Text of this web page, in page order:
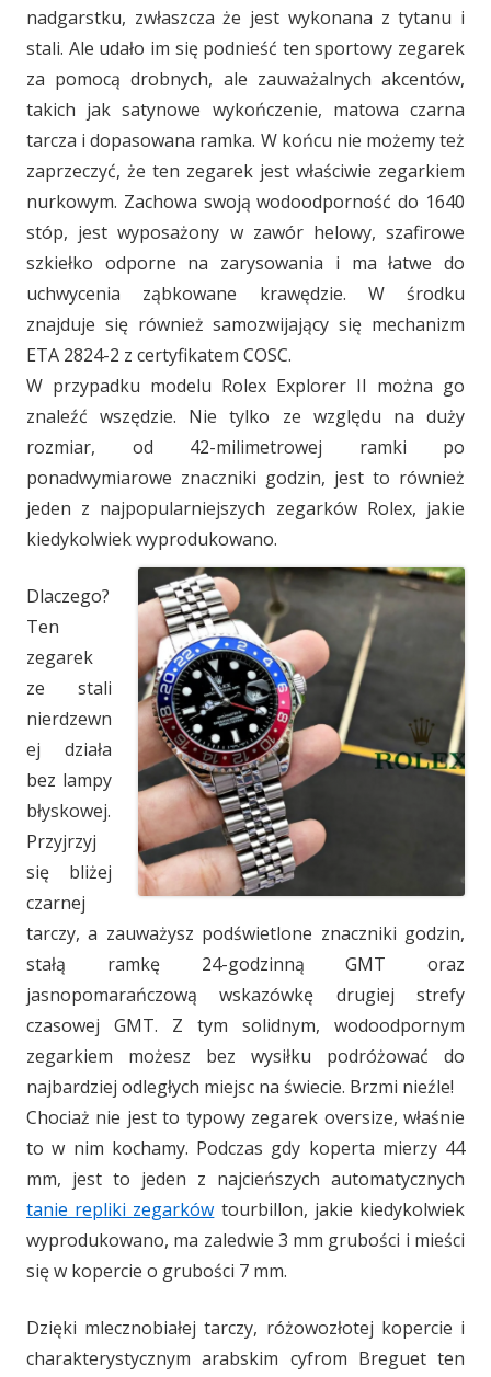
nadgarstku, zwłaszcza że jest wykonana z tytanu i
stali. Ale udało im się podnieść ten sportowy zegarek
za pomocą drobnych, ale zauważalnych akcentów,
takich jak satynowe wykończenie, matowa czarna
tarcza i dopasowana ramka. W końcu nie możemy też
zaprzeczyć, że ten zegarek jest właściwie zegarkiem
nurkowym. Zachowa swoją wodoodporność do 1640
stóp, jest wyposażony w zawór helowy, szafirowe
szkiełko odporne na zarysowania i ma łatwe do
uchwycenia ząbkowane krawędzie. W środku
znajduje się również samozwijający się mechanizm
ETA 2824-2 z certyfikatem COSC.
W przypadku modelu Rolex Explorer II można go
znaleźć wszędzie. Nie tylko ze względu na duży
rozmiar, od 42-milimetrowej ramki po
ponadwymiarowe znaczniki godzin, jest to również
jeden z najpopularniejszych zegarków Rolex, jakie
kiedykolwiek wyprodukowano.
Dlaczego?
Ten
zegarek
ze stali
nierdzewn
ej działa
bez lampy
błyskowej.
Przyjrzyj
się bliżej
czarnej
tarczy, a zauważysz podświetlone znaczniki godzin,
stałą ramkę 24-godzinną GMT oraz
jasnopomarańczową wskazówkę drugiej strefy
czasowej GMT. Z tym solidnym, wodoodpornym
zegarkiem możesz bez wysiłku podróżować do
najbardziej odległych miejsc na świecie. Brzmi nieźle!
Chociaż nie jest to typowy zegarek oversize, właśnie
to w nim kochamy. Podczas gdy koperta mierzy 44
mm, jest to jeden z najcieńszych automatycznych
tanie repliki zegarków tourbillon, jakie kiedykolwiek
wyprodukowano, ma zaledwie 3 mm grubości i mieści
się w kopercie o grubości 7 mm.
Dzięki mlecznobiałej tarczy, różowozłotej kopercie i
charakterystycznym arabskim cyfrom Breguet ten